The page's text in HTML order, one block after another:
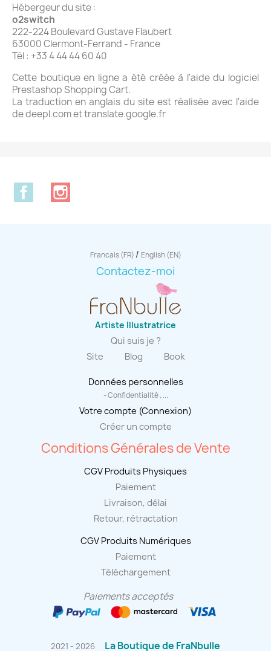
Hébergeur du site :
o2switch
222-224 Boulevard Gustave Flaubert
63000 Clermont-Ferrand - France
Tél : +33 4 44 44 60 40
Cette boutique en ligne a été créée à l'aide du logiciel
Prestashop Shopping Cart.
La traduction en anglais du site est réalisée avec l'aide
de deepl.com et translate.google.fr
Facebook
Francais (FR) / English (EN)
Contactez-moi
Artiste Illustratrice
Qui suis je ?
Site
Blog Book
Données personnelles
- Confidentialité , ...
Votre compte (Connexion)
Créer un compte
Conditions Générales de Vente
CGV Produits Physiques
Paiement
Livraison, délai
Retour, rétractation
CGV Produits Numériques
Paiement
Téléchargement
Paiements acceptés
2021 - 2026 La Boutique de FraNbulle